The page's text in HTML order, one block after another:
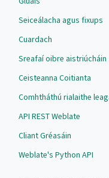
Seiceálacha agus fixups
Cuardach
Sreafaí oibre aistriúcháin
Ceisteanna Coitianta
Comhtháthú rialaithe
API REST Weblate
Cliant Gréasáin
Weblate's Python API